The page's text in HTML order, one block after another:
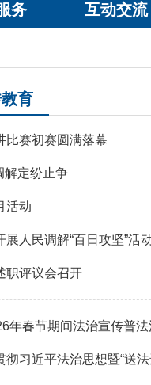
务 互动交流
育
比赛初赛圆满落幕
解定纷止争
活动
人民调解“百日攻坚”活
职评议会召开
年春节期间法治宣传普法
习近平法治思想暨“送法